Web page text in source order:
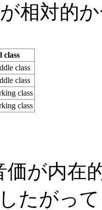
相対的
class
class
class
class
class
が内在
したがっ